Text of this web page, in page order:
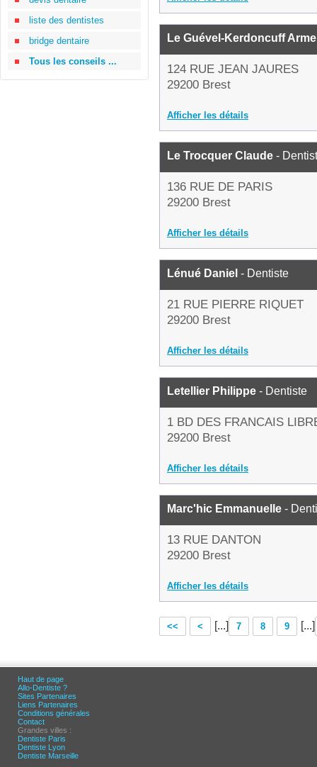
liste des dentistes
bridge dentaire
Tous les conseils ...
Le Guével-Kerdoncuff
124 RUE JEAN JAURES
29200 Brest
Afficher les détails
Le Trocquer Claude -
136 RUE DE PARIS
29200 Brest
Afficher les détails
Lénué Daniel - Dentiste
21 RUE PIERRE RIQUET
29200 Brest
Afficher les détails
Letellier Philippe - Dentiste
1 BD DES FRANCAIS
29200 Brest
Afficher les détails
Marc'hic Emmanuelle -
13 RUE DANTON
29200 Brest
Afficher les détails
<< < [...] 7 8 9 [...]
Haut de page
Allo-Dentiste ?
Sites Partenaires
Liens Partenaires
Conditions générales
Contact
Grandes villes :
Dentiste Paris
Dentiste Lyon
Dentiste Marseille